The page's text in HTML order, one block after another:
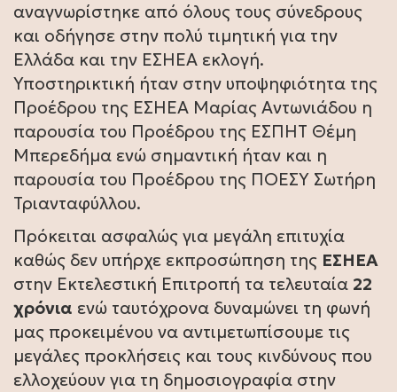
αναγνωρίστηκε από όλους τους σύνεδρους
και οδήγησε στην πολύ τιμητική για την
Ελλάδα και την ΕΣΗΕΑ εκλογή.
Υποστηρικτική ήταν στην υποψηφιότητα της
Προέδρου της ΕΣΗΕΑ Μαρίας Αντωνιάδου η
παρουσία του Προέδρου της ΕΣΠΗΤ Θέμη
Μπερεδήμα ενώ σημαντική ήταν και η
παρουσία του Προέδρου της ΠΟΕΣΥ Σωτήρη
Τριανταφύλλου.
Πρόκειται ασφαλώς για μεγάλη επιτυχία
καθώς δεν υπήρχε εκπροσώπηση της ΕΣΗΕΑ
στην Εκτελεστική Επιτροπή τα τελευταία 22
χρόνια ενώ ταυτόχρονα δυναμώνει τη φωνή
μας προκειμένου να αντιμετωπίσουμε τις
μεγάλες προκλήσεις και τους κινδύνους που
ελλοχεύουν για τη δημοσιογραφία στην